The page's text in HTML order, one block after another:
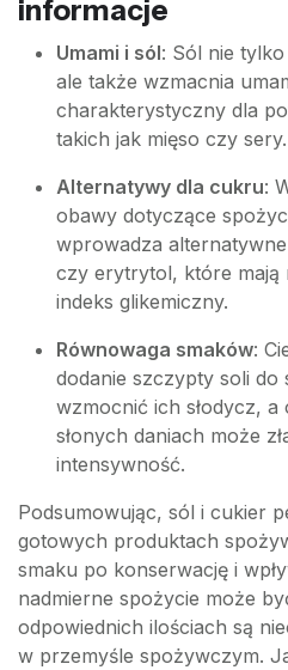
informacje
Umami i sól: Sól nie
ale także wzmacnia
charakterystyczny dla
takich jak mięso czy sery.
Alternatywy dla cukru:
obawy dotyczące
wprowadza alternatywne
czy erytrytol, które mają
indeks glikemiczny.
Równowaga smaków:
dodanie szczypty soli do
wzmocnić ich słodycz,
słonych daniach może
intensywność.
Podsumowując, sól i cukier
gotowych produktach
smaku po konserwację i
nadmierne spożycie może
odpowiednich ilościach są
w przemyśle spożywczym.